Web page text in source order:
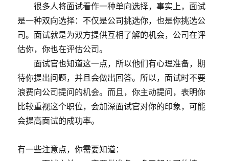
很多人将面试看作一种单向选择，事实上，面试
是一种双向选择：不仅是公司挑选你，也是你挑选公
司。面试就是为双方提供互相了解的机会，公司在评
估你，你也在评估公司。
面试官也知道这一点，所以他们有心理准备，期
待你提出问题，并且会做出回答。所以，面试时不要
浪费向公司提问的机会。而且，你主动提问，表明你
比较重视这个职位，会加深面试官对你的印象，可能
会提高面试的成功率。
有一些注意点，你需要知道：